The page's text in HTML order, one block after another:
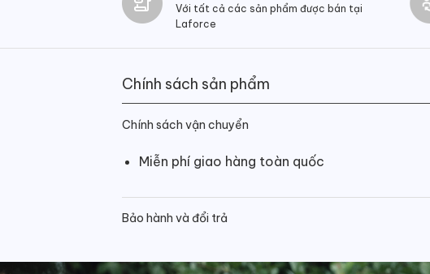
Với tất cả các sản phẩm được bán tại
Laforce
Chính sách sản phẩm
Chính sách vận chuyển
Miễn phí giao hàng toàn quốc
Bảo hành và đổi trả